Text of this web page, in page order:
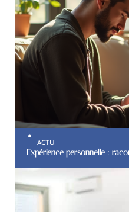
ACTU
Expérience personnelle :